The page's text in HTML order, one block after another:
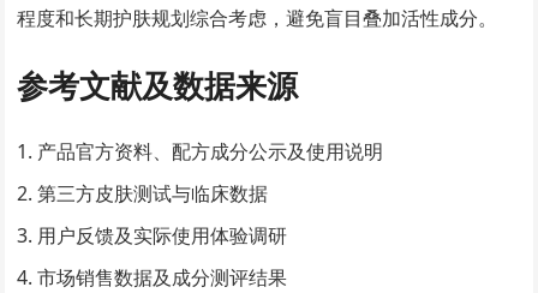
程度和长期护肤规划综合考虑，避免盲目叠加活性成分。
参考文献及数据来源
产品官方资料、配方成分公示及使用说明
第三方皮肤测试与临床数据
用户反馈及实际使用体验调研
市场销售数据及成分测评结果